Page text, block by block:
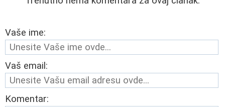
Vaše ime:
Vaš email:
Komentar: